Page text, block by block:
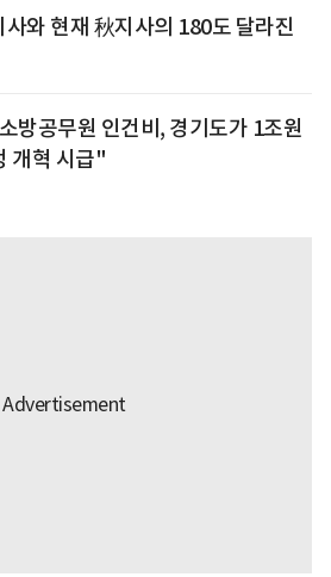
와 현재 秋지사의 180도 달라진
방공무원 인건비, 경기도가 1조원
개혁 시급"